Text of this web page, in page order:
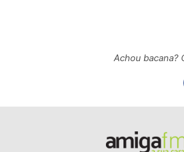
Achou bacana?